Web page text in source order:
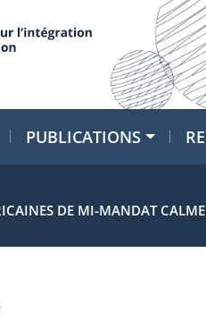
PUBLICATIONS
DE MI-MANDAT